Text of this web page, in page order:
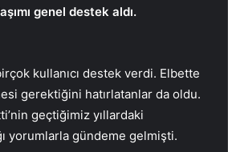
genel destek aldı.
kullanıcı destek verdi. Elbette
gerektiğini hatırlatanlar da oldu.
geçtiğimiz yıllardaki
yorumlarla gündeme gelmişti.